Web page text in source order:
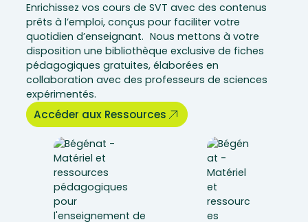
Enrichissez vos cours de SVT avec des contenus
prêts à l’emploi, conçus pour faciliter votre
quotidien d’enseignant. Nous mettons à votre
disposition une bibliothèque exclusive de fiches
pédagogiques gratuites, élaborées en
collaboration avec des professeurs de sciences
expérimentés.
Accéder aux Ressources